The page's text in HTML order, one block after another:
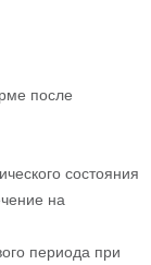
после
состояния
на
периода при